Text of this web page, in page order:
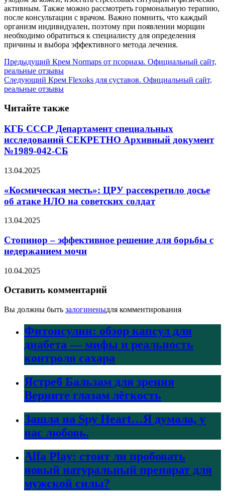
активным. Также можно рассмотреть гормональную терапию,
после консультации с врачом. Важно помнить, что каждый
организм индивидуален, поэтому при появлении морщин
необходимо обратиться к специалисту для определения
причины и выбора эффективного метода лечения.
Предыдущий Крем Normaps от псориаза. Официальный сайт,
реальные отзывы
Следующий Крем Flexoks для суставов. Официальный сайт,
реальные отзывы
Читайте также
КГБ СССР Департамент специальных
исследований СЕКРЕТНО Архивный документ
№1989-042-СБ
13.04.2025
«Космическая месть»: ЦРУ рассекретило досье
об атаке НЛО на советских солдат
13.04.2025
Стопинор – эффективное решение для борьбы с
недержанием мочи
10.04.2025
Оставить комментарий
Вы должны быть залогиненыдля комментирования
Фитонсулин: обзор капсул для
диабета — мифы и реальность
контроля сахара
Ястреб Бальзам для зрения
Верните глазам лёгкость
Зашла на Spy Heart…Я думала, у
нас любовь.
Alfa Play: стоит ли пробовать
новый натуральный препарат для
мужской силы?